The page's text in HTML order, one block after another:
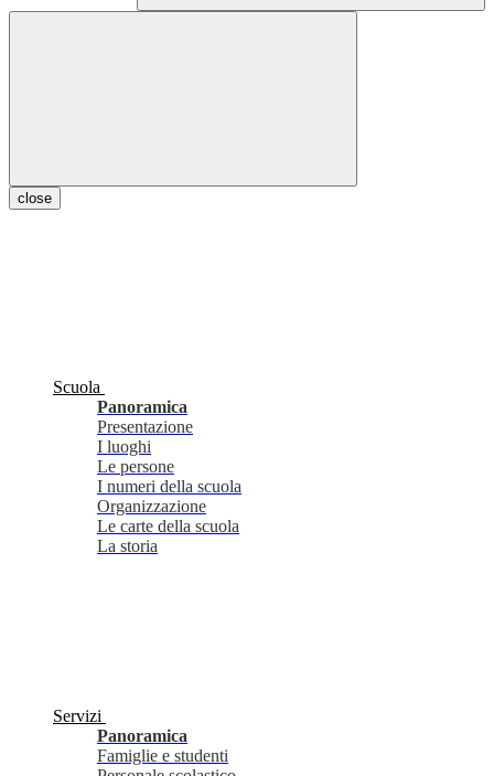
close
Scuola
Panoramica
Presentazione
I luoghi
Le persone
I numeri della scuola
Organizzazione
Le carte della scuola
La storia
Servizi
Panoramica
Famiglie e studenti